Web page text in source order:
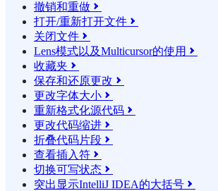
撤销和重做 
打开/重新打开文件 
关闭文件 
Lens模式以及Multicursor的使用 
收藏夹 
保存和还原更改 
更改字体大小 
重新格式化源代码 
更改代码缩进 
折叠代码片段 
查看插入符 
切换可写状态 
突出显示IntelliJ IDEA的大括号 